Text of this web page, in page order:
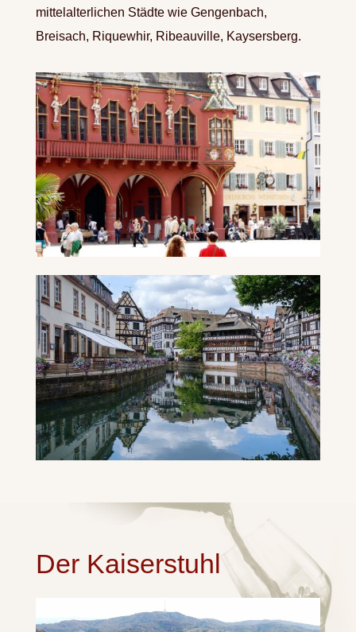
mittelalterlichen Städte wie Gengenbach,
Breisach, Riquewhir, Ribeauville, Kaysersberg.
Der Kaiserstuhl